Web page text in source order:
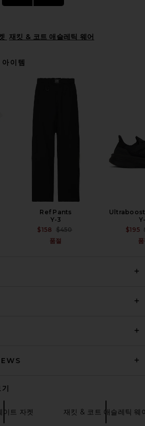
Navy
재킷 & 코트 애슬레틱 웨어
이템
Ref Pants
Y-3
$158 PREVIOUS PRICE:
$450
품절
$195
이트 자켓 재킷 & 코트 애슬레틱 웨